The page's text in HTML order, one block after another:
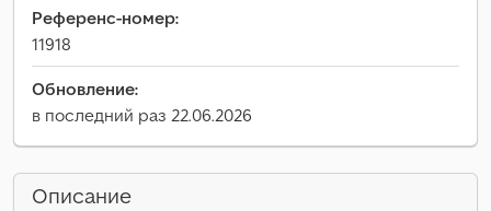
Референс-номер:
11918
Обновление:
в последний раз 22.06.2026
Описание